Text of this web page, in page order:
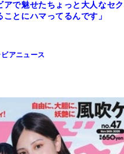
で魅せたちょっと大人なセク
とにハマってるんです」
アニュース